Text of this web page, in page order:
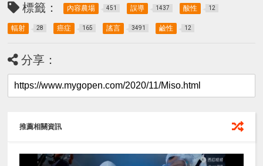
標籤： 內容農場 451 誤導 1437 酸性 12
輻射 28 癌症 165 謠言 3491 鹼性 12
分享：
推薦相關資訊